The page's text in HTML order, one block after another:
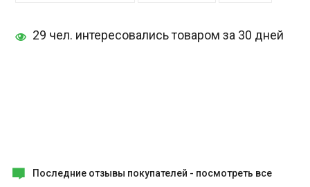
29 чел. интересовались товаром за 30 дней
Последние отзывы покупателей - посмотреть все